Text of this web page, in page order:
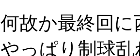
故か最終回
っぱり制球